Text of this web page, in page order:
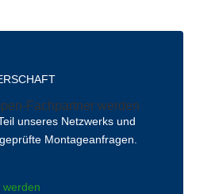
Fachpartner werden
unseres Netzwerks und
Montageanfragen.
werden